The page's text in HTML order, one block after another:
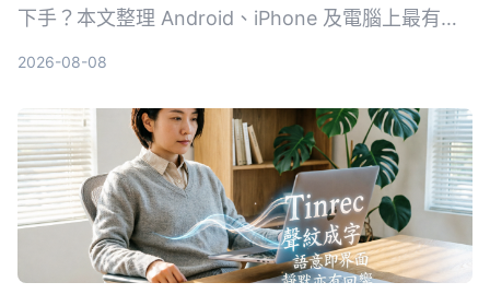
下手？本文整理 Android、iPhone 及電腦上最有效
2026-08-08